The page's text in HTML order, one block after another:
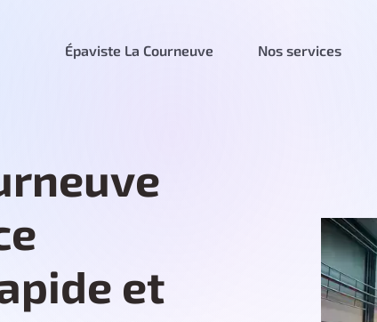
Épaviste La Courneuve Nos services
et